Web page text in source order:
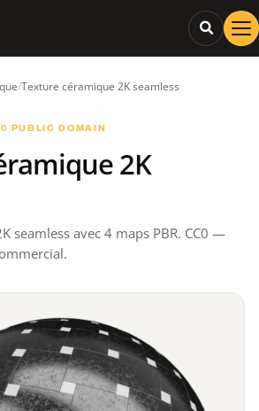
/Texture céramique 2K seamless
PUBLIC DOMAIN
2K
seamless avec 4 maps PBR. CC0 —